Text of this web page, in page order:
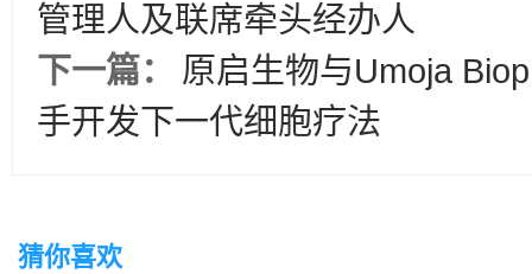
管理人及联席牵头经办人
下一篇：
原启生物与Umoja
手开发下一代细胞疗法
猜你喜欢